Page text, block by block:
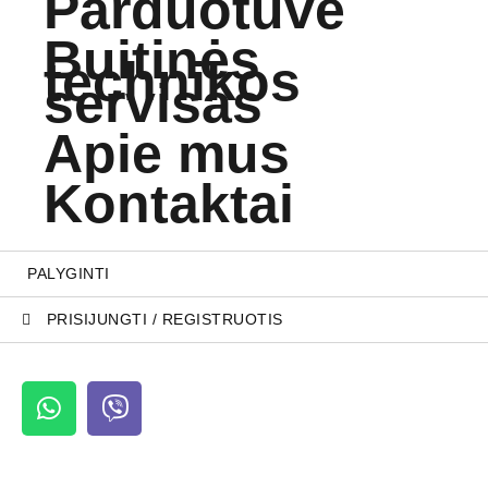
Buitinės
technikos
servisas
Apie mus
Kontaktai
PALYGINTI
PRISIJUNGTI / REGISTRUOTIS